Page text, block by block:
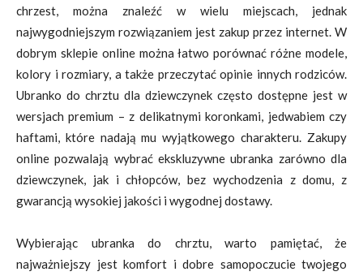
chrzest, można znaleźć w wielu miejscach, jednak
najwygodniejszym rozwiązaniem jest zakup przez internet. W
dobrym sklepie online można łatwo porównać różne modele,
kolory i rozmiary, a także przeczytać opinie innych rodziców.
Ubranko do chrztu dla dziewczynek często dostępne jest w
wersjach premium – z delikatnymi koronkami, jedwabiem czy
haftami, które nadają mu wyjątkowego charakteru. Zakupy
online pozwalają wybrać ekskluzywne ubranka zarówno dla
dziewczynek, jak i chłopców, bez wychodzenia z domu, z
gwarancją wysokiej jakości i wygodnej dostawy.
Wybierając ubranka do chrztu, warto pamiętać, że
najważniejszy jest komfort i dobre samopoczucie twojego